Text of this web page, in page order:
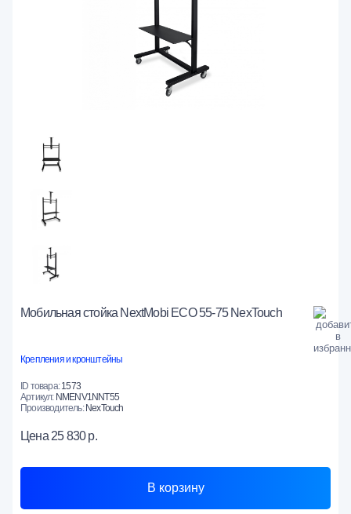
Мобильная стойка NextMobi ECO 55-75 NexTouch
Крепления и кронштейны
ID товара:1573
Артикул: NMENV1NNT55
Производитель: NexTouch
Цена 25 830 р.
В корзину